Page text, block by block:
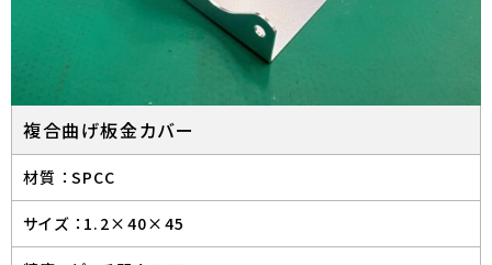
複合曲げ板金カバー
材質 ： SPCC
サイズ ： 1.2×40×45